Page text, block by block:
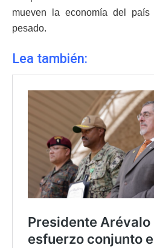
mueven la economía del
pesado.
Lea también: